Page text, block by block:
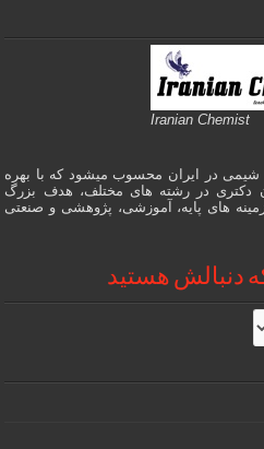
Iranian Chemist
شیمی در ایران محسوب میشود که با بهره
دکتری در رشته های مختلف، هدف بزرگ
های پایه، آموزشی، پژوهشی و صنعتی
دنبالش هستید